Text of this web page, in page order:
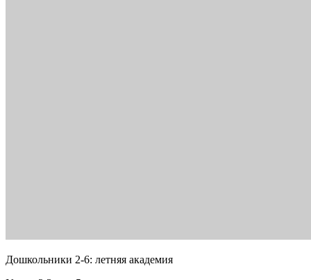
Дошкольники 2-6: летняя академия